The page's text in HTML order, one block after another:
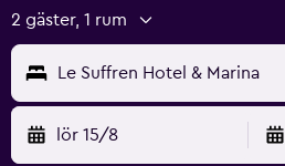
Familjevänligt
Barnvakt eller crèche
Barnsängar tillgängliga
Barnmåltider
2 gäster, 1 rum
Le Suffren Hotel & Marina
lör 15/8